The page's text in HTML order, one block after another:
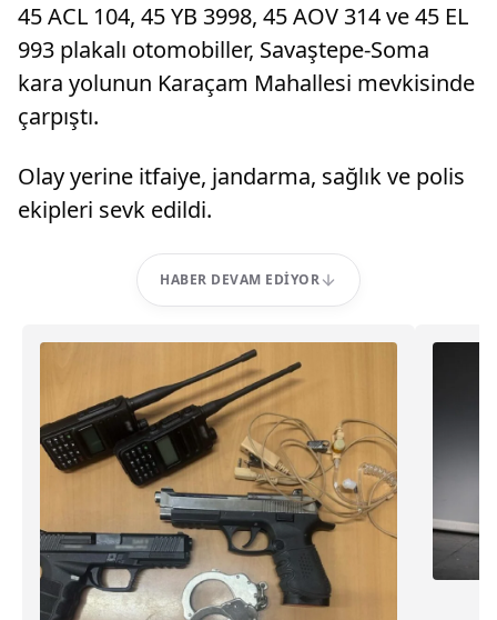
45 ACL 104, 45 YB 3998, 45 AOV 314 ve 45 EL
993 plakalı otomobiller, Savaştepe-Soma
kara yolunun Karaçam Mahallesi mevkisinde
çarpıştı.
Olay yerine itfaiye, jandarma, sağlık ve polis
ekipleri sevk edildi.
HABER DEVAM EDIYOR